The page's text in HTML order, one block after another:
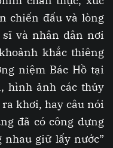
chiến đấu và lòng
sĩ và nhân dân nơi
khắc thiêng
niệm Bác Hồ tại
hình ảnh các thủy
khơi, hay câu nói
đã có công dựng
nhau giữ lấy nước”